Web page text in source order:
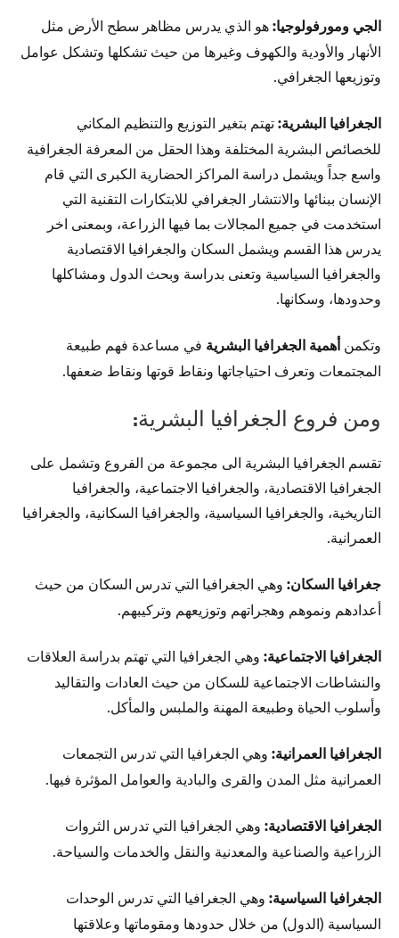
الجي ومورفولوجيا: هو الذي يدرس مظاهر سطح الأرض مثل
الأنهار والأودية والكهوف وغيرها من حيث تشكلها وتشكل عوامل
وتوزيعها الجغرافي.
الجغرافيا البشرية: تهتم بتغير التوزيع والتنظيم المكاني
للخصائص البشرية المختلفة وهذا الحقل من المعرفة الجغرافية
واسع جداً ويشمل دراسة المراكز الحضارية الكبرى التي قام
الإنسان ببنائها والانتشار الجغرافي للابتكارات التقنية التي
استخدمت في جميع المجالات بما فيها الزراعة، وبمعنى اخر
يدرس هذا القسم ويشمل السكان والجغرافيا الاقتصادية
والجغرافيا السياسية وتعنى بدراسة وبحث الدول ومشاكلها
وحدودها، وسكانها.
وتكمنأهمية الجغرافيا البشرية في مساعدة فهم طبيعة
المجتمعات وتعرف احتياجاتها ونقاط قوتها ونقاط ضعفها.
ومن فروع الجغرافيا البشرية:
تقسم الجغرافيا البشرية الى مجموعة من الفروع وتشمل على
الجغرافيا الاقتصادية، والجغرافيا الاجتماعية، والجغرافيا
التاريخية، والجغرافيا السياسية، والجغرافيا السكانية، والجغرافيا
العمرانية.
جغرافيا السكان: وهي الجغرافيا التي تدرس السكان من حيث
أعدادهم ونموهم وهجراتهم وتوزيعهم وتركيبهم.
الجغرافيا الاجتماعية: وهي الجغرافيا التي تهتم بدراسة العلاقات
والنشاطات الاجتماعية للسكان من حيث العادات والتقاليد
وأسلوب الحياة وطبيعة المهنة والملبس والمأكل.
الجغرافيا العمرانية: وهي الجغرافيا التي تدرس التجمعات
العمرانية مثل المدن والقرى والبادية والعوامل المؤثرة فيها.
الجغرافيا الاقتصادية: وهي الجغرافيا التي تدرس الثروات
الزراعية والصناعية والمعدنية والنقل والخدمات والسياحة.
الجغرافيا السياسية: وهي الجغرافيا التي تدرس الوحدات
السياسية (الدول) من خلال حدودها ومقوماتها وعلاقتها